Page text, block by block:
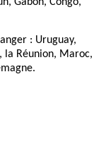
Gabon, Congo,
: Uruguay,
la Réunion, Maroc,